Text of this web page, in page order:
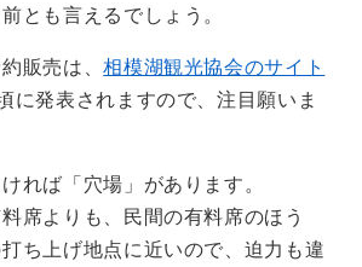
とも言えるでしょう。
販売は、相模湖観光協会のサイト
に発表されますので、注目願いま
れば「穴場」があります。
席よりも、民間の有料席のほう
ち上げ地点に近いので、迫力も違